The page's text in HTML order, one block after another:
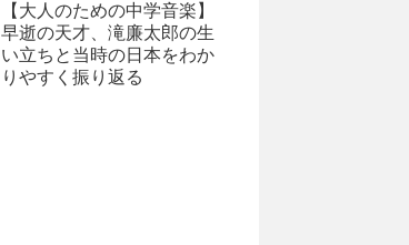
【大人のための中学音楽】
早逝の天才、滝廉太郎の生
い立ちと当時の日本をわか
りやすく振り返る